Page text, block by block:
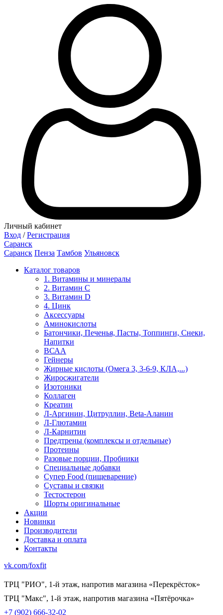
Личный кабинет
Вход / Регистрация
Саранск
Саранск Пенза Тамбов Ульяновск
Каталог товаров
1. Витамины и минералы
2. Витамин С
3. Витамин D
4. Цинк
Аксессуары
Аминокислоты
Батончики, Печенья, Пасты, Топпинги, Снеки,
Напитки
ВСАА
Гейнеры
Жирные кислоты (Омега 3, 3-6-9, КЛА,...)
Жиросжигатели
Изотоники
Коллаген
Креатин
Л-Аргинин, Цитруллин, Beta-Аланин
Л-Глютамин
Л-Карнитин
Предтрены (комплексы и отдельные)
Протеины
Разовые порции, Пробники
Специальные добавки
Супер Food (пищеварение)
Суставы и связки
Тестостерон
Шорты оригинальные
Акции
Новинки
Производители
Доставка и оплата
Контакты
vk.com/foxfit
ТРЦ "РИО", 1-й этаж, напротив магазина «Перекрёсток»
ТРЦ "Макс", 1-й этаж, напротив магазина «Пятёрочка»
+7 (902) 666-32-02